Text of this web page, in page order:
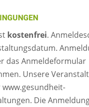
kostenfrei.
das Anmeldeformular
Unsere
Die